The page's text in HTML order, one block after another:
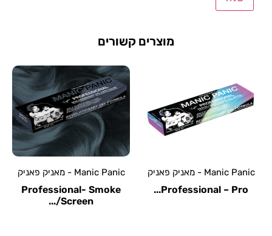
מוצרים קשורים
Manic Panic - מאניק פאניק
Professional- Smoke
Manic Panic - מאניק פאניק
Professional- Divine
Wine/...